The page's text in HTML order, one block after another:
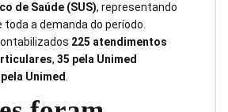
de Saúde (SUS), representando
toda a demanda do período.
225 atendimentos
, 35 pela Unimed
Unimed.